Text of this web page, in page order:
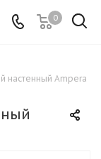
0
настенный Ampera